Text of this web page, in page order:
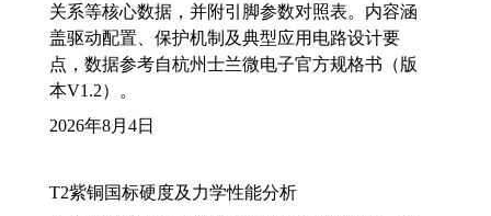
关系等核心数据，并附引脚参数对照表。内容涵
盖驱动配置、保护机制及典型应用电路设计要
点，数据参考自杭州士兰微电子官方规格书（版
本V1.2）。
2026年8月4日
T2紫铜国标硬度及力学性能分析